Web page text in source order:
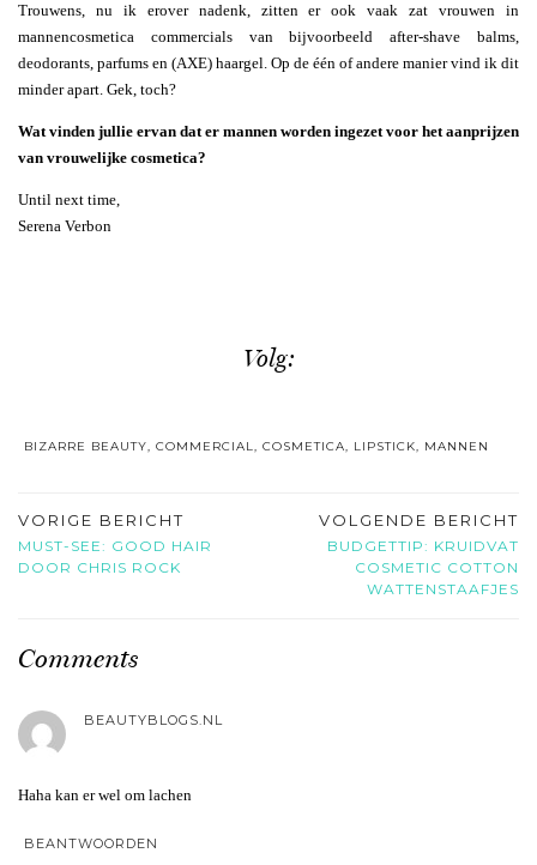
Trouwens, nu ik erover nadenk, zitten er ook vaak zat vrouwen in
mannencosmetica commercials van bijvoorbeeld after-shave balms,
deodorants, parfums en (AXE) haargel. Op de één of andere manier vind ik dit
minder apart. Gek, toch?
Wat vinden jullie ervan dat er mannen worden ingezet voor het aanprijzen
van vrouwelijke cosmetica?
Until next time,
Serena Verbon
Volg:
BIZARRE BEAUTY, COMMERCIAL, COSMETICA, LIPSTICK, MANNEN
VORIGE BERICHT
MUST-SEE: GOOD HAIR
DOOR CHRIS ROCK
VOLGENDE BERICHT
BUDGETTIP: KRUIDVAT
COSMETIC COTTON
WATTENSTAAFJES
Comments
BEAUTYBLOGS.NL
Haha kan er wel om lachen
BEANTWOORDEN